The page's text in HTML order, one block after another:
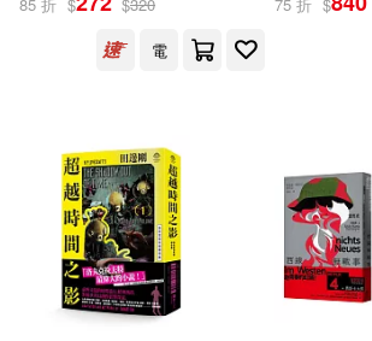
艾歐因．寇弗(5)
芙蘭奇絲卡‧畢爾曼(5)
莎拉・派瑞(5)
華特．艾薩克森(5)
春天出版社(18)
Hal Leonard(17)
Neo Media(17) Weitblick(17)
電